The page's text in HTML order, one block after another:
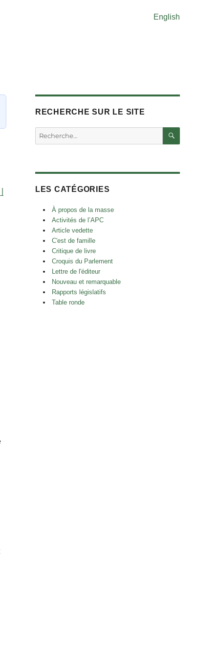
English
RECHERCHE SUR LE SITE
Rechercher :
LES CATÉGORIES
À propos de la masse
Activités de l’APC
Article vedette
C'est de famille
Critique de livre
Croquis du Parlement
Lettre de l'éditeur
Nouveau et remarquable
Rapports législatifs
Table ronde